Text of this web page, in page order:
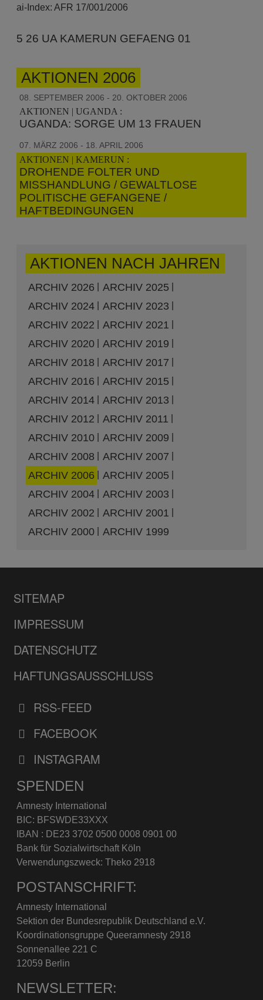
ai-Index: AFR 17/001/2006
5 26 UA KAMERUN GEFAENG 01
AKTIONEN 2006
08. SEPTEMBER 2006 - 20. OKTOBER 2006
AKTIONEN | UGANDA :
UGANDA: SORGE UM 13 FRAUEN
07. MÄRZ 2006 - 18. APRIL 2006
AKTIONEN | KAMERUN :
DROHENDE FOLTER UND
MISSHANDLUNG / GEWALTLOSE
POLITISCHE GEFANGENE /
HAFTBEDINGUNGEN
AKTIONEN NACH JAHREN
ARCHIV 2026
ARCHIV 2025
ARCHIV 2024
ARCHIV 2023
ARCHIV 2022
ARCHIV 2021
ARCHIV 2020
ARCHIV 2019
ARCHIV 2018
ARCHIV 2017
ARCHIV 2016
ARCHIV 2015
ARCHIV 2014
ARCHIV 2013
ARCHIV 2012
ARCHIV 2011
ARCHIV 2010
ARCHIV 2009
ARCHIV 2008
ARCHIV 2007
ARCHIV 2006
ARCHIV 2005
ARCHIV 2004
ARCHIV 2003
ARCHIV 2002
ARCHIV 2001
ARCHIV 2000
ARCHIV 1999
SITEMAP
IMPRESSUM
DATENSCHUTZ
HAFTUNGSAUSSCHLUSS
RSS-FEED
FACEBOOK
INSTAGRAM
SPENDEN
Amnesty International
BIC: BFSWDE33XXX
IBAN : DE23 3702 0500 0008 0901 00
Bank für Sozialwirtschaft Köln
Verwendungszweck: Theko 2918
POSTANSCHRIFT:
Amnesty International
Sektion der Bundesrepublik Deutschland e.V.
Koordinationsgruppe Queeramnesty 2918
Sonnenallee 221 C
12059 Berlin
NEWSLETTER: